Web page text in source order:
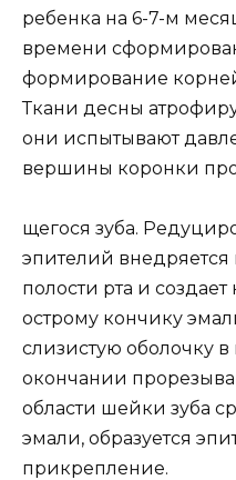
ребенка на 6-7-м
времени
формирование
Ткани десны
они испытывают
вершины коронки
щегося зуба.
эпителий внедряется
полости рта и
острому кончику
слизистую оболочку в
окончании
области шейки зуба
эмали, образуется
прикрепление.